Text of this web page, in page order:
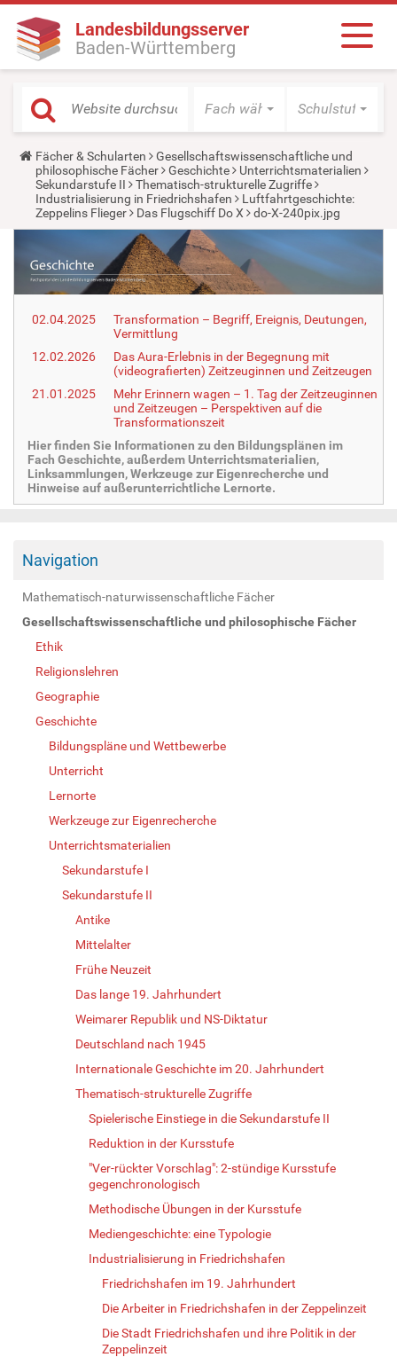
Landesbildungsserver
Baden-Württemberg
Fach wählen Schulstufe
Y
o
u
a
r
e
r
e
:
Fächer & Schularten
Gesellschaftswissenschaftliche und
philosophische Fächer
Geschichte
Unterrichtsmaterialien
Sekundarstufe II
Thematisch-strukturelle Zugriffe
Industrialisierung in Friedrichshafen
Luftfahrtgeschichte:
Zeppelins Flieger
Das Flugschiff Do X do-X-240pix.jpg
02.04.2025
Transformation – Begriff, Ereignis, Deutungen,
Vermittlung
12.02.2026
Das Aura-Erlebnis in der Begegnung mit
(videografierten) Zeitzeuginnen und Zeitzeugen
21.01.2025
Mehr Erinnern wagen – 1. Tag der Zeitzeuginnen
und Zeitzeugen – Perspektiven auf die
Transformationszeit
Hier finden Sie Informationen zu den Bildungsplänen im
Fach Geschichte, außerdem Unterrichtsmaterialien,
Linksammlungen, Werkzeuge zur Eigenrecherche und
Hinweise auf außerunterrichtliche Lernorte.
Navigation
Mathematisch-naturwissenschaftliche Fächer
Gesellschaftswissenschaftliche und philosophische Fächer
Ethik
Religionslehren
Geographie
Geschichte
Bildungspläne und Wettbewerbe
Unterricht
Lernorte
Werkzeuge zur Eigenrecherche
Unterrichtsmaterialien
Sekundarstufe I
Sekundarstufe II
Antike
Mittelalter
Frühe Neuzeit
Das lange 19. Jahrhundert
Weimarer Republik und NS-Diktatur
Deutschland nach 1945
Internationale Geschichte im 20. Jahrhundert
Thematisch-strukturelle Zugriffe
Spielerische Einstiege in die Sekundarstufe II
Reduktion in der Kursstufe
"Ver-rückter Vorschlag": 2-stündige Kursstufe
gegenchronologisch
Methodische Übungen in der Kursstufe
Mediengeschichte: eine Typologie
Industrialisierung in Friedrichshafen
Friedrichshafen im 19. Jahrhundert
Die Arbeiter in Friedrichshafen in der Zeppelinzeit
Die Stadt Friedrichshafen und ihre Politik in der
Zeppelinzeit